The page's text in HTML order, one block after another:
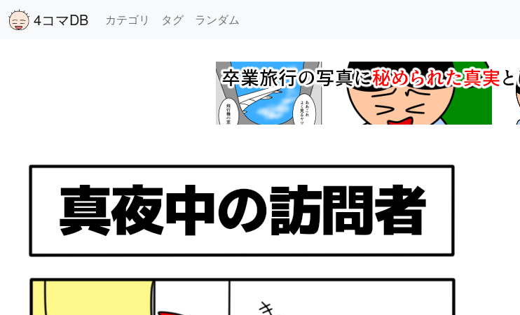
4コマDB カテゴリ タグ ランダム